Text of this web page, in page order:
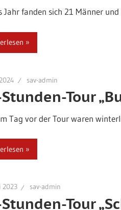
Jahr fanden sich 21 Männer
sav-admin
Tour
Tag vor der Tour waren
2023 sav-admin
Tour